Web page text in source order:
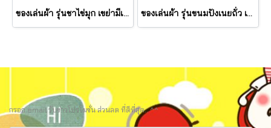
ของเล่นผ้า รุ่นชาไข่มุก เขย่ามีเสียง Bubble Tea Take Along Toy รุ่น 30744 ยี่ห้อ Melissa & Doug ของเล่นผ้า รุ่นขนมปังเนยถั่ว เขย่ามีเสียง PB&J Take Along Toy รุ่น 30742 ยี่ห้อ Melissa & Doug
กรอก email รับข่าวโปรโมชั่น ส่วนลด ที่ดีที่สุด.. ^^